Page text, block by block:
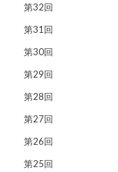
第32回
第31回
第30回
第29回
第28回
第27回
第26回
第25回